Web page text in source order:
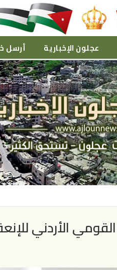
عجلون الإخبارية أرسل
الأردني